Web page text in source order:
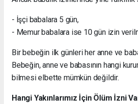
- İşçi babalara 5 gün,
- Memur babalara ise 10 gün izin
Bir bebeğin ilk günleri her anne ve
Bebeğin, anne ve babasının hangi
bilmesi elbette mümkün değildir.
Hangi Yakınlarımız İçin Ölüm İzni